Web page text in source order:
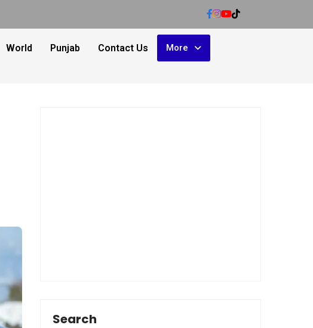
World Punjab Contact Us More
Search